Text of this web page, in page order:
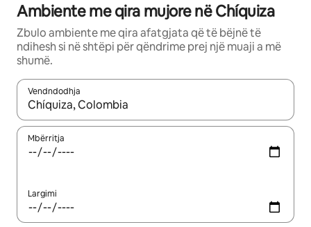
Ambiente me qira mujore në Chíquiza
Zbulo ambiente me qira afatgjata që të bëjnë të
ndihesh si në shtëpi për qëndrime prej një muaji a më
shumë.
Vendndodhja
Kur rezultatet të jenë të disponueshme, lëviz me butonat e
Mbërritja
Largimi